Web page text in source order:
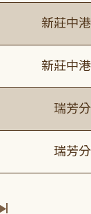
新莊中
新莊中
瑞芳
瑞芳